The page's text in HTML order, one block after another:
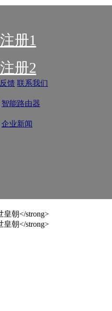
册1
册2
馈 联系我们
智能路由器
企业新闻